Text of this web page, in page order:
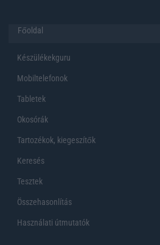
Főoldal
Készülékekguru
Mobiltelefonok
Tabletek
Okosórák
Tartozékok, kiegeszítők
Keresés
Tesztek
Összehasonlítás
Használati útmutatók